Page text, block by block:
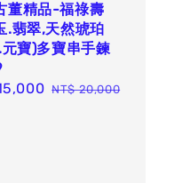
董精品-福祿壽
.翡翠,天然琥珀
寶)多寶串手鍊
Regular
NT$ 20,000